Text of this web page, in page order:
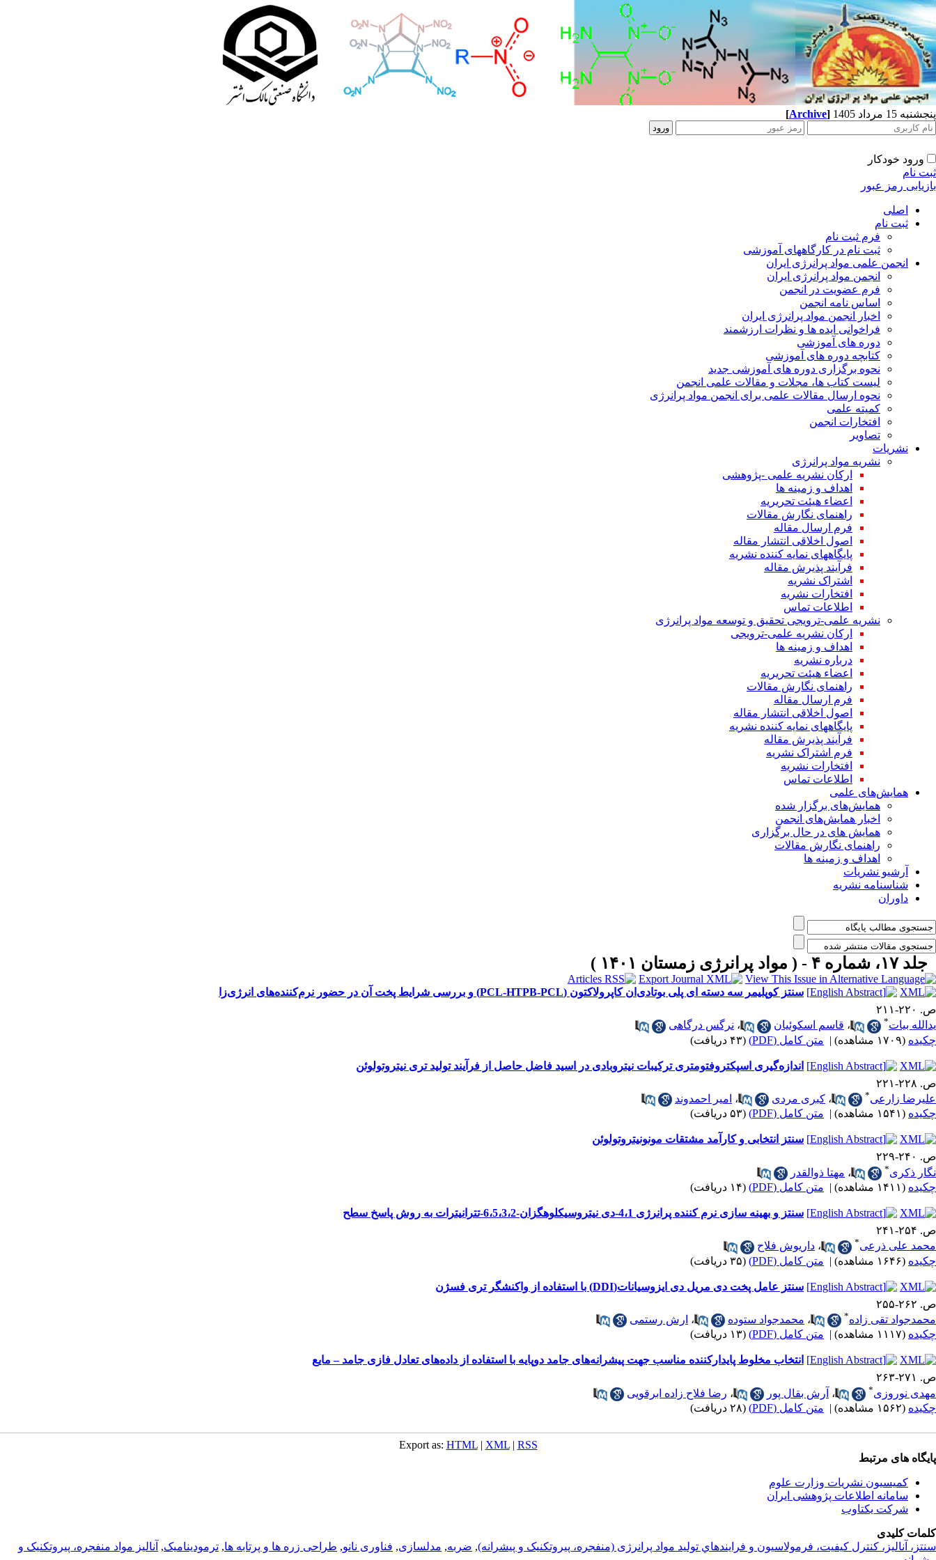
پنجشنبه 15 مرداد 1405 [Archive]
ورود خودکار
ثبت نام
بازیابی رمز عبور
اصلی
ثبت نام
فرم ثبت نام
ثبت نام در کارگاههای آموزشی
انجمن علمی مواد پرانرژی ایران
انجمن مواد پرانرژی ایران
فرم عضویت در انجمن
اساس نامه انجمن
اخبار انجمن مواد پرانرژی ایران
فراخوانی ایده ها و نظرات ارزشمند
دوره های آموزشی
کتابچه دوره های آموزشی
نحوه برگزاری دوره های آموزشی جدید
لیست کتاب ها، مجلات و مقالات علمی انجمن
نحوه ارسال مقالات علمی برای انجمن مواد پرانرژی
کمیته علمی
افتخارات انجمن
تصاویر
نشریات
نشریه مواد پرانرژی
ارکان نشریه علمی -پژوهشی
اهداف و زمینه ها
اعضاء هیئت تحریریه
راهنمای نگارش مقالات
فرم ارسال مقاله
اصول اخلاقی انتشار مقاله
پایگاههای نمایه کننده نشریه
فرآیند پذیرش مقاله
اشتراک نشریه
افتخارات نشریه
اطلاعات تماس
نشریه علمی-ترویجی تحقیق و توسعه مواد پرانرژی
ارکان نشریه علمی-ترویجی
اهداف و زمینه ها
درباره نشریه
اعضاء هیئت تحریریه
راهنمای نگارش مقالات
فرم ارسال مقاله
اصول اخلاقی انتشار مقاله
پایگاههای نمایه کننده نشریه
فرآیند پذیرش مقاله
فرم اشتراک نشریه
افتخارات نشریه
اطلاعات تماس
همایش‌های علمی
همایش‌های برگزار شده
اخبار همایش‌های انجمن
همایش های در حال برگزاری
راهنمای نگارش مقالات
اهداف و زمینه ها
آرشیو نشریات
شناسنامه نشریه
داوران
جلد ۱۷، شماره ۴ - ( مواد پرانرژی زمستان ۱۴۰۱ )
سنتز کوپلیمر سه دسته ای پلی بوتادی‌ان کاپرولاکتون (PCL-HTPB-PCL) و بررسی شرایط پخت آن در حضور نرم‌کننده‌های انرژی‌زا
ص. ۲۲۰-۲۱۱
یدالله بیات* ، قاسم اسکوئیان ، نرگس درگاهی
چکیده (۱۷۰۹ مشاهده) | متن کامل (PDF) (۴۳ دریافت)
اندازه‌گیری اسپکتروفتومتری ترکیبات نیتروبادی در اسید فاضل حاصل از فرآیند تولید تری نیتروتولوئن
ص. ۲۲۸-۲۲۱
علیرضا زارعی* ، کبری مردی ، امیر احمدوند
چکیده (۱۵۴۱ مشاهده) | متن کامل (PDF) (۵۳ دریافت)
سنتز انتخابی و کارآمد مشتقات مونونیتروتولوئن
ص. ۲۴۰-۲۲۹
نگار ذکری* ، مهتا ذوالقدر
چکیده (۱۴۱۱ مشاهده) | متن کامل (PDF) (۱۴ دریافت)
سنتز و بهینه سازی نرم کننده پرانرژی 4،1-دی نیتروسیکلوهگزان-6،5،3،2-تترانیترات به روش پاسخ سطح
ص. ۲۵۴-۲۴۱
محمد علی ذرعی* ، داریوش فلاح
چکیده (۱۶۴۶ مشاهده) | متن کامل (PDF) (۳۵ دریافت)
سنتز عامل پخت دی مریل دی ایزوسیانات(DDI) با استفاده از واکنشگر تری فسژن
ص. ۲۶۲-۲۵۵
محمدجواد تقی زاده* ، محمدجواد ستوده ، ارش رستمی
چکیده (۱۱۱۷ مشاهده) | متن کامل (PDF) (۱۳ دریافت)
انتخاب مخلوط پایدارکننده مناسب جهت پیشرانه‌های جامد دوپایه با استفاده از داده‌های تعادل فازی جامد – مایع
ص. ۲۷۱-۲۶۳
مهدی نوروزی* ، آرش بقال پور ، رضا فلاح زاده ابرقویی
چکیده (۱۵۶۲ مشاهده) | متن کامل (PDF) (۲۸ دریافت)
Export as: HTML| XML| RSS
پایگاه های مرتبط
کمیسیون نشریات وزارت علوم
سامانه اطلاعات پژوهشی ایران
شرکت یکتاوب
کلمات کلیدی
سنتز، آناليز، کنترل کيفيت، فرمولاسيون و فرايندهاي توليد مواد پرانرژی (منفجره، پيروتکنيک و پيشرانه), ضربه, مدلسازی, فناوری نانو, طراحی زره ها و پرتابه ها, ترمودینامیک, آناليز مواد منفجره، پیروتکنیک و